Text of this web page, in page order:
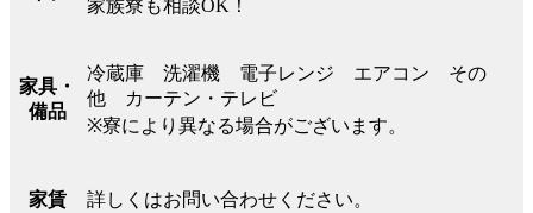
家族寮も相談OK！
家具・
備品
冷蔵庫 洗濯機 電子レンジ エアコン その
他 カーテン・テレビ
※寮により異なる場合がございます。
家賃 詳しくはお問い合わせください。